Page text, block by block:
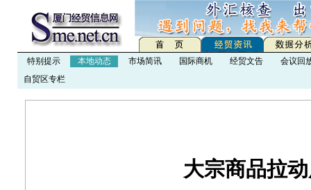
特别提示 本地动态 市场简讯 国际商机 经贸文告
会议回
自贸区专栏
大宗商品拉